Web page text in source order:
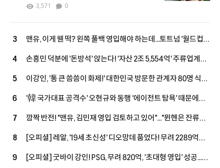
불가피 "당분간 출전 어려울 것"
3,571 0
3
맨유, 이게 웬 떡? 왼쪽 풀백 영입해야 하는데...토트넘 '월드컵
4
손흥민 덕분에 '돈방석' 앉는다! '자산 2조 5,554억' 주류업계
5
이강인, '통 큰 씀씀이 화제!' 대한민국 방문한 관계자 80명 식사
있다" 호평
6
'韓 국가대표 공격수' 오현규와 동행 '에이전트 탐욕' 때문에
7
깜짝 반전! "맨유, 김민재 영입 검토하고 있어"..."뮌헨은 잔류로
8
[오피셜] 레알, '19세 초신성' 디오망데 품었다! 무려 2289억
공격진' 구축
9
[오피셜] 굿바이 강인! PSG, 무려 820억, '초대형 영입' 성공...